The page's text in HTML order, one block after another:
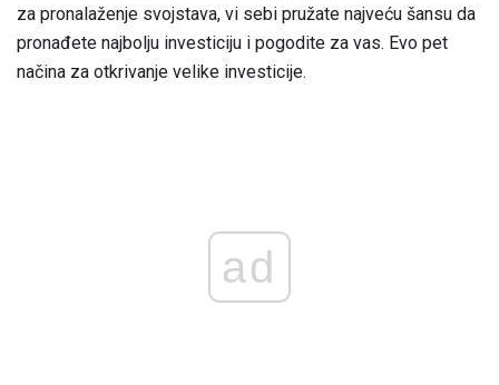
za pronalaženje svojstava, vi sebi pružate najveću šansu da
pronađete najbolju investiciju i pogodite za vas. Evo pet
načina za otkrivanje velike investicije.
ad